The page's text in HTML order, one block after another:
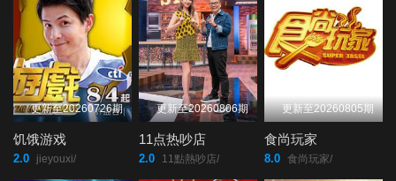
第20200405期 第20200412期 第20200419期
第20200426期 第20200503期 第20200510期
第20200517期 第20200524期 第20200531期
第20200607期 第20200614期 第20200621期
更新至20260726期
饥饿游戏
2.0 jieyouxi/
更新至20260806期
11点热吵店
2.0 11點熱吵店/
更新至20260805期
食尚玩家
8.0 食尚玩家/